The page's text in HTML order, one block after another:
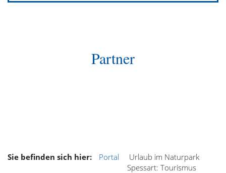
Partner
Sie befinden sich hier: Portal
Urlaub im Naturpark
Spessart: Tourismus